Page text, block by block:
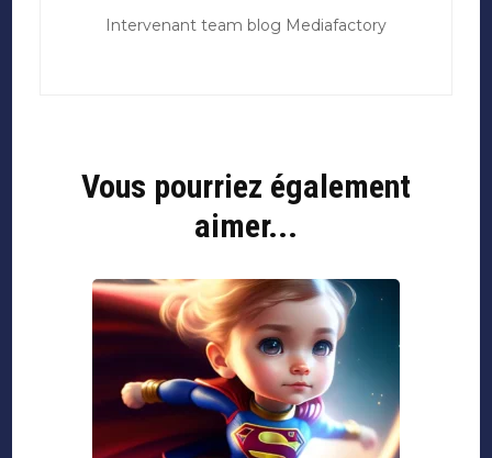
Intervenant team blog Mediafactory
Vous pourriez également
aimer...